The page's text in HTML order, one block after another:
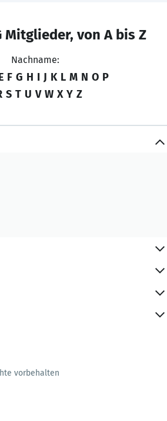
Mitglieder, von A bis Z
Nachname:
F G H I J K L M N O P
S T U V W X Y Z
vorbehalten